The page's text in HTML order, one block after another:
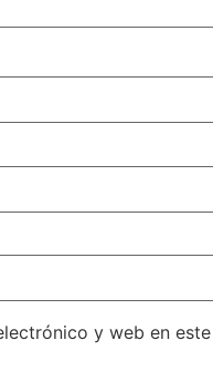
y web en